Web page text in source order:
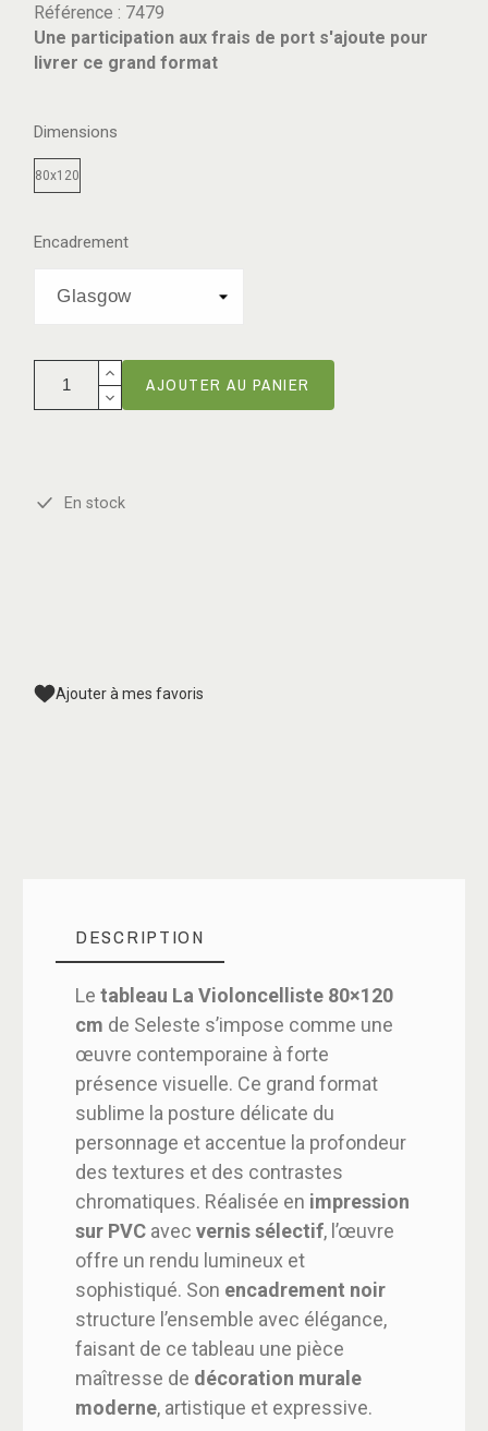
Référence : 7479
Une participation aux frais de port s'ajoute pour
livrer ce grand format
Dimensions
80x120
Encadrement
AJOUTER AU PANIER
En stock
Ajouter à mes favoris
DESCRIPTION
Le tableau La Violoncelliste 80×120
cm de Seleste s’impose comme une
œuvre contemporaine à forte
présence visuelle. Ce grand format
sublime la posture délicate du
personnage et accentue la profondeur
des textures et des contrastes
chromatiques. Réalisée en impression
sur PVC avec vernis sélectif, l’œuvre
offre un rendu lumineux et
sophistiqué. Son encadrement noir
structure l’ensemble avec élégance,
faisant de ce tableau une pièce
maîtresse de décoration murale
moderne, artistique et expressive.